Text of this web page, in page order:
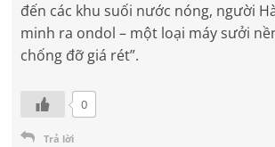
đến các khu suối nước nóng, người
minh ra ondol – một loại máy sưởi
chống đỡ giá rét”.
0
Trả lời